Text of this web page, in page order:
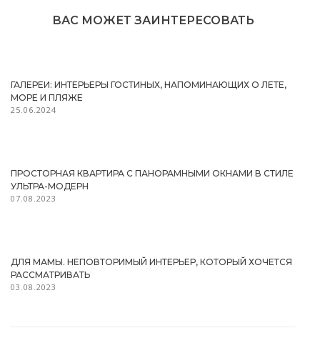
ВАС МОЖЕТ ЗАИНТЕРЕСОВАТЬ
ГАЛЕРЕИ: ИНТЕРЬЕРЫ ГОСТИНЫХ, НАПОМИНАЮЩИХ О ЛЕТЕ,
МОРЕ И ПЛЯЖЕ
25.06.2024
ПРОСТОРНАЯ КВАРТИРА С ПАНОРАМНЫМИ ОКНАМИ В СТИЛЕ
УЛЬТРА-МОДЕРН
07.08.2023
ДЛЯ МАМЫ. НЕПОВТОРИМЫЙ ИНТЕРЬЕР, КОТОРЫЙ ХОЧЕТСЯ
РАССМАТРИВАТЬ
03.08.2023